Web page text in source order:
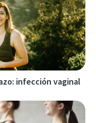
infección vaginal